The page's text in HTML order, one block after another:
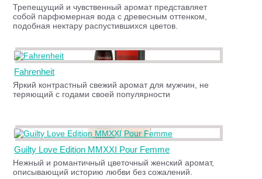
Трепещущий и чувственный аромат представляет
собой парфюмерная вода с древесным оттенком,
подобная нектару распустившихся цветов.
Fahrenheit
Яркий контрастный свежий аромат для мужчин, не
теряющий с годами своей популярности
Guilty Love Edition MMXXI Pour Femme
Нежный и романтичный цветочный женский аромат,
описывающий историю любви без сожалений.